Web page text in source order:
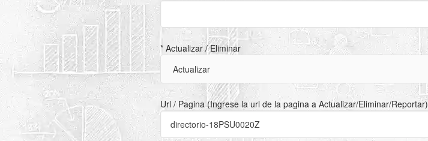
* Actualizar / Eliminar
Url / Pagina (Ingrese la url de la pagina a Actualizar/Eliminar/Reportar)